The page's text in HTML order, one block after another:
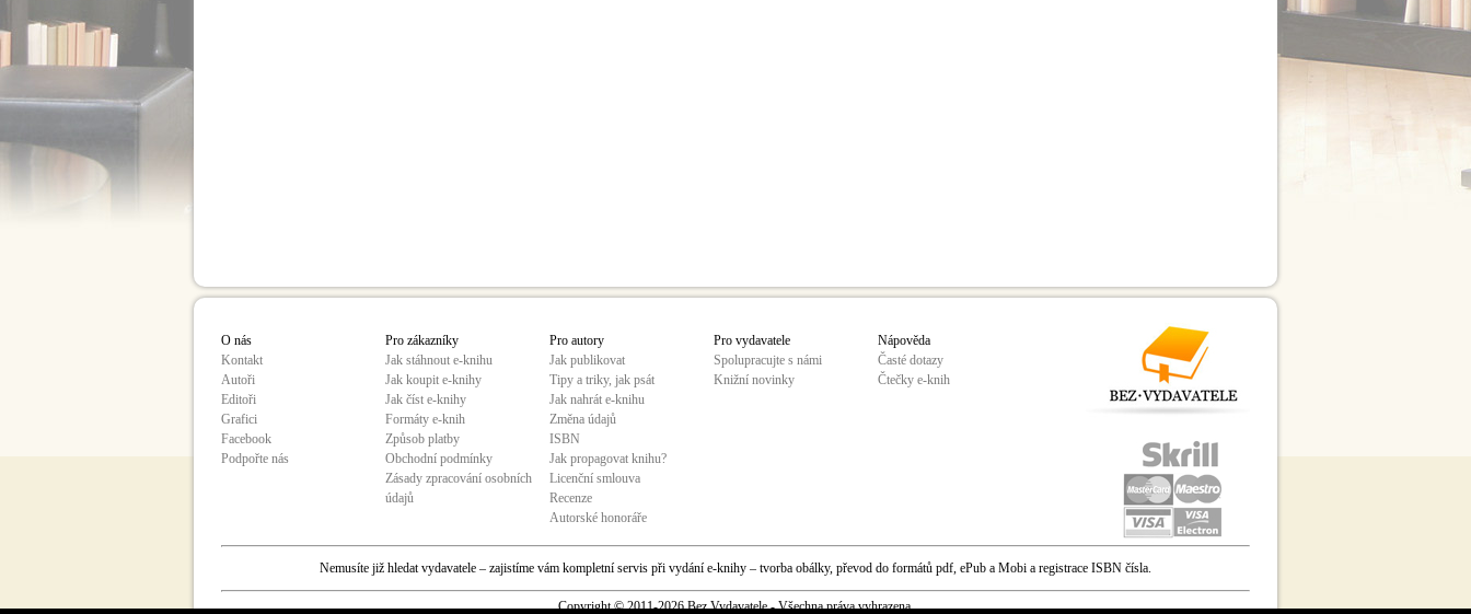
O nás
Kontakt
Autoři
Editoři
Grafici
Facebook
Podpořte nás
Pro zákazníky
Jak stáhnout e-knihu
Jak koupit e-knihy
Jak číst e-knihy
Formáty e-knih
Způsob platby
Obchodní podmínky
Zásady zpracování osobních
údajů
Pro autory
Jak publikovat
Tipy a triky, jak psát
Jak nahrát e-knihu
Změna údajů
ISBN
Jak propagovat knihu?
Licenční smlouva
Recenze
Autorské honoráře
Pro vydavatele
Spolupracujte s námi
Knižní novinky
Nápověda
Časté dotazy
Čtečky e-knih
Nemusíte již hledat vydavatele – zajistíme vám kompletní servis při vydání e-knihy – tvorba obálky, převod do formátů pdf, ePub a Mobi a registrace ISBN čísla.
Copyright © 2011-2026 Bez Vydavatele - Všechna práva vyhrazena.